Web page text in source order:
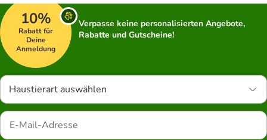
10%
Rabatt für
Deine
Anmeldung
Verpasse keine personalisierten Angebote,
Rabatte und Gutscheine!
Haustierart auswählen